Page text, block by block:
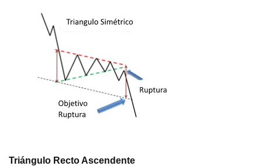
Triángulo Recto Ascendente